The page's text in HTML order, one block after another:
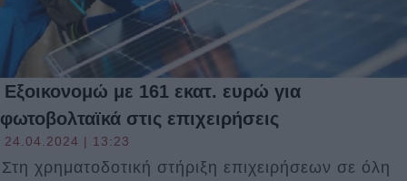
Εξοικονομώ με 161 εκατ. ευρώ για
φωτοβολταϊκά στις επιχειρήσεις
24.04.2024 | 13:23
Στη χρηματοδοτική στήριξη επιχειρήσεων σε όλη